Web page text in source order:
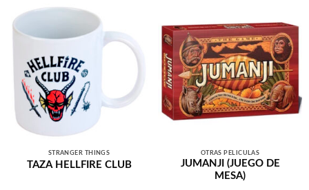
STRANGER THINGS
TAZA HELLFIRE CLUB
OTRAS PELÍCULAS
JUMANJI (JUEGO DE
MESA)